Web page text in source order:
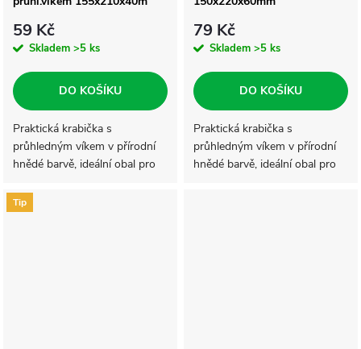
59 Kč
Skladem >5 ks
DO KOŠÍKU
Praktická krabička s
průhledným víkem v přírodní
hnědé barvě, ideální obal pro
vyrobena z 2-vrstvé lepenky,
79 Kč
Skladem >5 ks
DO KOŠÍKU
Praktická krabička s
průhledným víkem v přírodní
hnědé barvě, ideální obal pro
Tip